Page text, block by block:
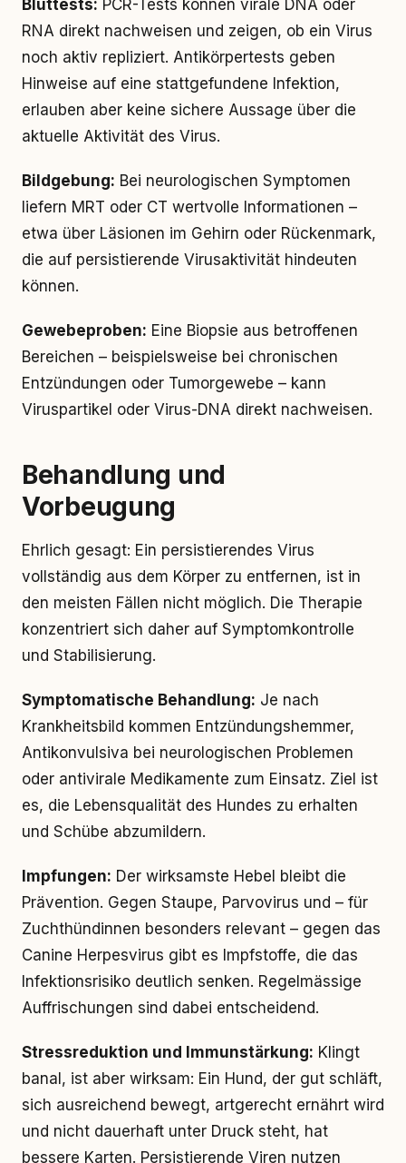
Bluttests: PCR-Tests können virale DNA oder
RNA direkt nachweisen und zeigen, ob ein Virus
noch aktiv repliziert. Antikörpertests geben
Hinweise auf eine stattgefundene Infektion,
erlauben aber keine sichere Aussage über die
aktuelle Aktivität des Virus.
Bildgebung: Bei neurologischen Symptomen
liefern MRT oder CT wertvolle Informationen –
etwa über Läsionen im Gehirn oder Rückenmark,
die auf persistierende Virusaktivität hindeuten
können.
Gewebeproben: Eine Biopsie aus betroffenen
Bereichen – beispielsweise bei chronischen
Entzündungen oder Tumorgewebe – kann
Viruspartikel oder Virus-DNA direkt nachweisen.
Behandlung und
Vorbeugung
Ehrlich gesagt: Ein persistierendes Virus
vollständig aus dem Körper zu entfernen, ist in
den meisten Fällen nicht möglich. Die Therapie
konzentriert sich daher auf Symptomkontrolle
und Stabilisierung.
Symptomatische Behandlung: Je nach
Krankheitsbild kommen Entzündungshemmer,
Antikonvulsiva bei neurologischen Problemen
oder antivirale Medikamente zum Einsatz. Ziel ist
es, die Lebensqualität des Hundes zu erhalten
und Schübe abzumildern.
Impfungen: Der wirksamste Hebel bleibt die
Prävention. Gegen Staupe, Parvovirus und – für
Zuchthündinnen besonders relevant – gegen das
Canine Herpesvirus gibt es Impfstoffe, die das
Infektionsrisiko deutlich senken. Regelmässige
Auffrischungen sind dabei entscheidend.
Stressreduktion und Immunstärkung: Klingt
banal, ist aber wirksam: Ein Hund, der gut schläft,
sich ausreichend bewegt, artgerecht ernährt wird
und nicht dauerhaft unter Druck steht, hat
bessere Karten. Persistierende Viren nutzen